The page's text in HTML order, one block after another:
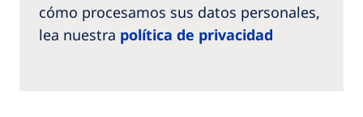
cómo procesamos sus datos personales,
lea nuestra política de privacidad